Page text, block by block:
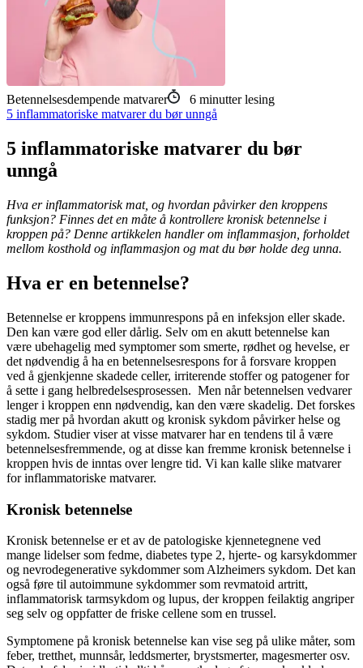
Betennelsesdempende matvarer 6 minutter lesing
5 inflammatoriske matvarer du bør unngå
5 inflammatoriske matvarer du bør
unngå
Hva er inflammatorisk mat, og hvordan påvirker den kroppens
funksjon? Finnes det en måte å kontrollere kronisk betennelse i
kroppen på? Denne artikkelen handler om inflammasjon, forholdet
mellom kosthold og inflammasjon og mat du bør holde deg unna.
Hva er en betennelse?
Betennelse er kroppens immunrespons på en infeksjon eller skade.
Den kan være god eller dårlig. Selv om en akutt betennelse kan
være ubehagelig med symptomer som smerte, rødhet og hevelse, er
det nødvendig å ha en betennelsesrespons for å forsvare kroppen
ved å gjenkjenne skadede celler, irriterende stoffer og patogener for
å sette i gang helbredelsesprosessen. Men når betennelsen vedvarer
lenger i kroppen enn nødvendig, kan den være skadelig. Det forskes
stadig mer på hvordan akutt og kronisk sykdom påvirker helse og
sykdom. Studier viser at visse matvarer har en tendens til å være
betennelsesfremmende, og at disse kan fremme kronisk betennelse i
kroppen hvis de inntas over lengre tid. Vi kan kalle slike matvarer
for inflammatoriske matvarer.
Kronisk betennelse
Kronisk betennelse er et av de patologiske kjennetegnene ved
mange lidelser som fedme, diabetes type 2, hjerte- og karsykdommer
og nevrodegenerative sykdommer som Alzheimers sykdom. Det kan
også føre til autoimmune sykdommer som revmatoid artritt,
inflammatorisk tarmsykdom og lupus, der kroppen feilaktig angriper
seg selv og oppfatter de friske cellene som en trussel.
Symptomene på kronisk betennelse kan vise seg på ulike måter, som
feber, tretthet, munnsår, leddsmerter, brystsmerter, magesmerter osv.